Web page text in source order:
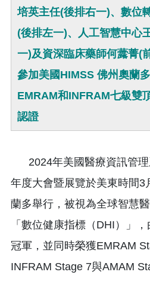
培英主任(後排右一)、數位
(後排左一)、人工智慧中心
一)及資深臨床藥師何虂菁(
參加美國HIMSS 佛州奧蘭
EMRAM和INFRAM七級雙
認證
2024年美國醫療資訊管理
年度大會暨展覽於美東時間3
蘭多舉行，被視為全球智慧
「數位健康指標（DHI）」
冠軍，並同時榮獲EMRAM
INFRAM Stage 7與AMAM